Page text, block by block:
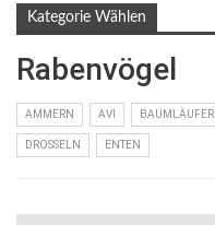
Kategorie Wählen
Rabenvögel
AMMERN AVI BAUMLÄUFER
DROSSELN ENTEN